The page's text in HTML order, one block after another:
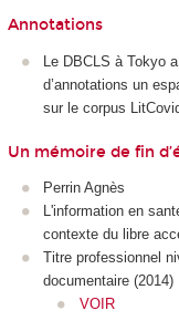
Annotations
Le DBCLS à Tokyo
d’annotations un
sur le corpus
Un mémoire de fin
Perrin Agnès
L'information en
contexte du libre
Titre professionnel
documentaire (2014)
VOIR